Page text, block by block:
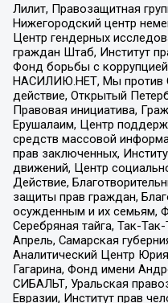
Лилит, Правозащитная
Нижегородский центр
Центр гендерных
граждан Штаб, Институт
Фонд борьбы с
НАСИЛИЮ.НЕТ, Мы против
действие, Открытый
Правовая инициатива,
Ерушалаим, Центр
средств массовой
прав заключенных,
движений, Центр
Действие,
защиты прав граждан,
осужденным и их семьям,
Серебряная тайга, Так-
Апрель, Самарская
Аналитический Центр
Гагарина, Фонд имени
СИБАЛЬТ, Уральская
Евразии, Институт прав